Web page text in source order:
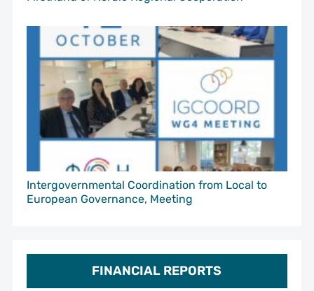
Intergovernmental Coordination from Local to
European Governance, Meeting
FINANCIAL REPORTS